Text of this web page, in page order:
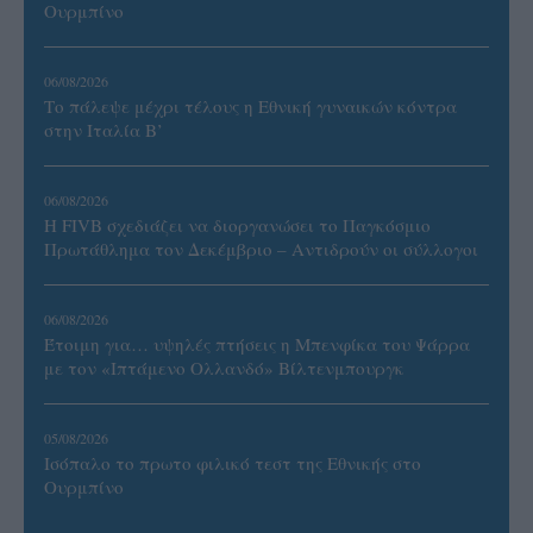
Ουρμπίνο
06/08/2026
Το πάλεψε μέχρι τέλους η Εθνική γυναικών κόντρα
στην Ιταλία Β’
06/08/2026
Η FIVB σχεδιάζει να διοργανώσει το Παγκόσμιο
Πρωτάθλημα τον Δεκέμβριο – Αντιδρούν οι σύλλογοι
06/08/2026
Έτοιμη για… υψηλές πτήσεις η Μπενφίκα του Ψάρρα
με τον «Ιπτάμενο Ολλανδό» Βίλτενμπουργκ
05/08/2026
Ισόπαλο το πρωτο φιλικό τεστ της Εθνικής στο
Ουρμπίνο